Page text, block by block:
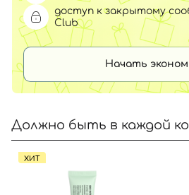
доступ к закрытому
Club
Начать
Должно быть в каждой
ХИТ